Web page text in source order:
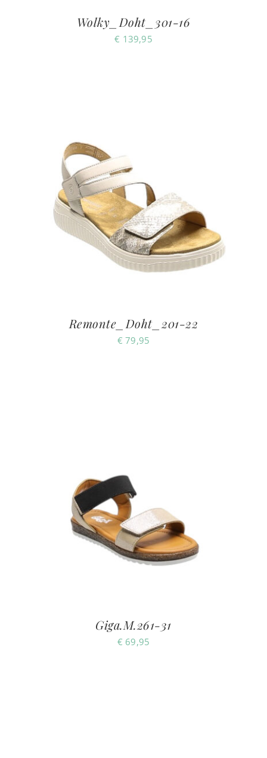
Wolky_Doht_301-16
€ 139,95
Remonte_Doht_201-22
€ 79,95
Giga.M.261-31
€ 69,95